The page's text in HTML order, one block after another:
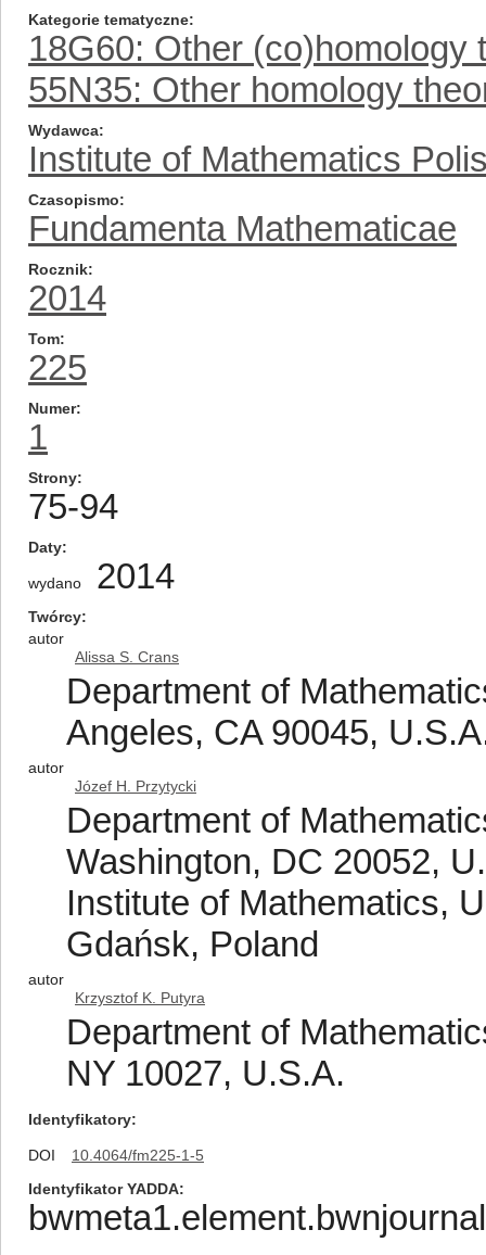
Kategorie tematyczne
18G60: Other (co)homology
55N35: Other homology
Wydawca
Institute of Mathematics
Czasopismo
Fundamenta Mathematicae
Rocznik
2014
Tom
225
Numer
1
Strony
75-94
Daty
wydano 2014
Twórcy
autor
Alissa S. Crans
Department of
Angeles, CA 90045,
autor
Józef H. Przytycki
Department of
Washington, DC 20052,
Institute of Mathematics,
Gdańsk, Poland
autor
Krzysztof K. Putyra
Department of
NY 10027, U.S.A.
Identyfikatory
DOI
10.4064/fm225-1-5
Identyfikator YADDA